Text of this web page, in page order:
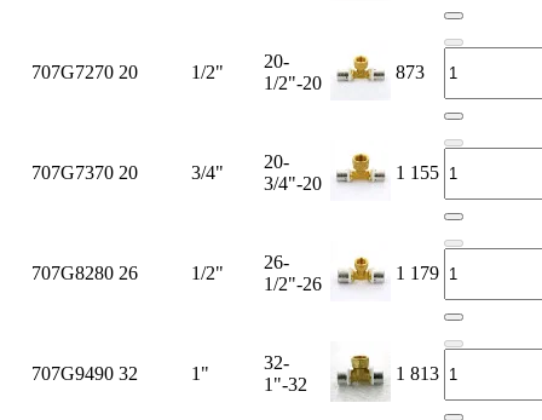
707G7270 20 1/2"
20-
1/2"-20
873
707G7370 20 3/4"
20-
3/4"-20
1 155
707G8280 26 1/2"
26-
1/2"-26
1 179
707G9490 32 1"
32-
1"-32
1 813